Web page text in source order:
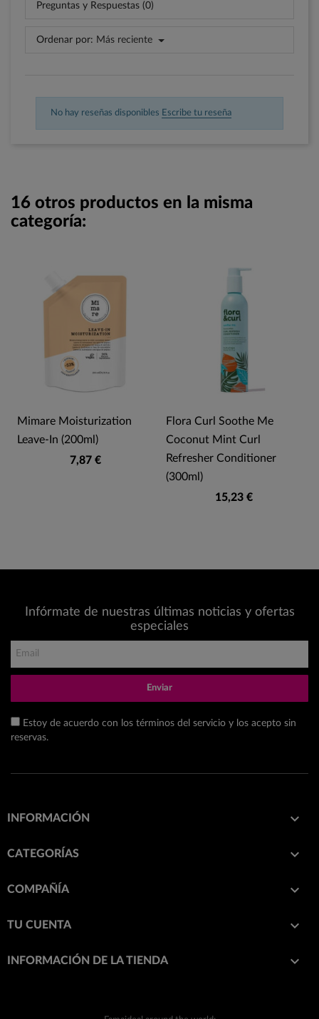
Preguntas y Respuestas (0)
Ordenar por: Más reciente
No hay reseñas disponibles Escribe tu reseña
16 otros productos en la misma
categoría:
Mimare Moisturization
Leave-In (200ml)
7,87 €
Flora Curl Soothe Me
Coconut Mint Curl
Refresher Conditioner
(300ml)
15,23 €
Infórmate de nuestras últimas noticias y ofertas
especiales
Enviar
Estoy de acuerdo con los términos del servicio y los acepto sin
reservas.
INFORMACIÓN 
CATEGORÍAS 
COMPAÑÍA 
TU CUENTA 
INFORMACIÓN DE LA TIENDA keyboard_arrow_down